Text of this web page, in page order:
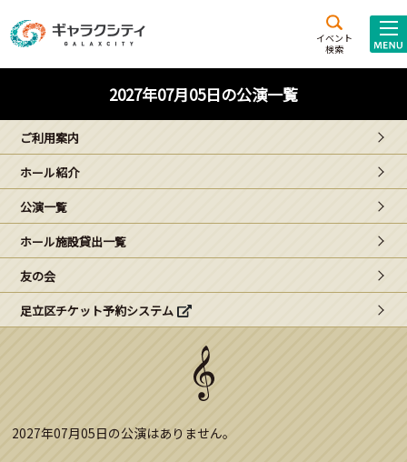
イベント
検索
施設案内
西新井
文化ホール
ギャラクシティとは
こどもみーてぃんぐ
Gがくえん
ブランドからのお知らせ
2027年07月05日の公演一覧
ご利用案内
ホール紹介
公演一覧
ホール施設貸出一覧
友の会
足立区チケット予約システム
2027年07月05日の公演はありません。